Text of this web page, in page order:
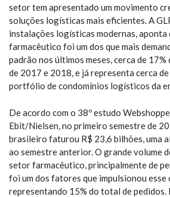
setor tem apresentado um movimento
soluções logísticas mais eficientes. A
instalações logísticas modernas, aponta
farmacêutico foi um dos que mais
padrão nos últimos meses, cerca de
de 2017 e 2018, e já representa cerca
portfólio de condomínios logísticos da
De acordo com o 38º estudo
Ebit/Nielsen, no primeiro semestre de
brasileiro faturou R$ 23,6 bilhões, uma
ao semestre anterior. O grande volume
setor farmacêutico, principalmente de
foi um dos fatores que impulsionou esse
representando 15% do total de pedidos.